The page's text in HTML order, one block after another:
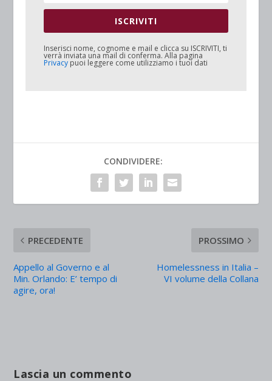
ISCRIVITI
Inserisci nome, cognome e mail e clicca su ISCRIVITI, ti
verrà inviata una mail di conferma. Alla pagina
Privacy puoi leggere come utilizziamo i tuoi dati
CONDIVIDERE:
PRECEDENTE
Appello al Governo e al
Min. Orlando: E’ tempo di
agire, ora!
PROSSIMO
Homelessness in Italia –
VI volume della Collana
Lascia un commento